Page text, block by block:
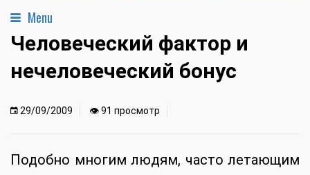
Menu
Человеческий фактор и
нечеловеческий бонус
29/09/2009 👁 91 просмотр
Подобно многим людям, часто летающим